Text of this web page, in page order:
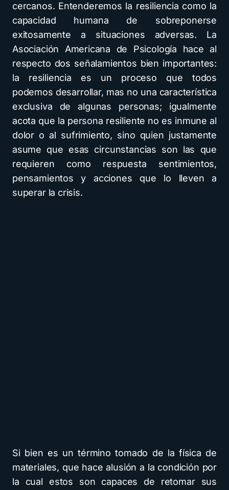
cercanos. Entenderemos la resiliencia como la
capacidad humana de sobreponerse
exitosamente a situaciones adversas. La
Asociación Americana de Psicología hace al
respecto dos señalamientos bien importantes:
la resiliencia es un proceso que todos
podemos desarrollar, mas no una característica
exclusiva de algunas personas; igualmente
acota que la persona resiliente no es inmune al
dolor o al sufrimiento, sino quien justamente
asume que esas circunstancias son las que
requieren como respuesta sentimientos,
pensamientos y acciones que lo lleven a
superar la crisis.
Si bien es un término tomado de la física de
materiales, que hace alusión a la condición por
la cual estos son capaces de retomar sus